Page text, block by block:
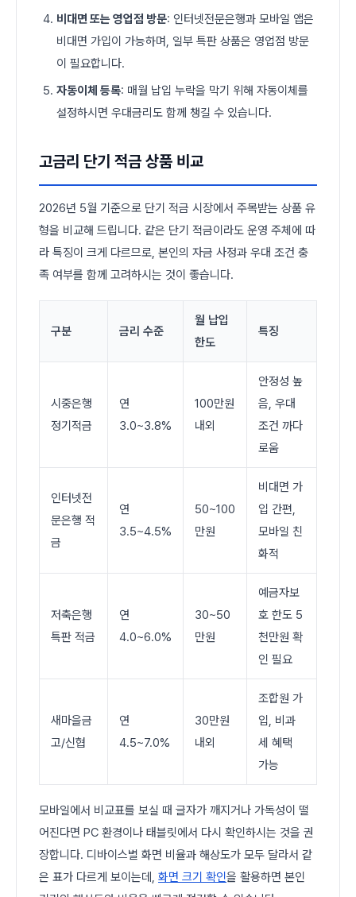
비대면 또는 영업점 방문: 인터넷전문은행과 모바일 앱은
비대면 가입이 가능하며, 일부 특판 상품은 영업점 방문
이 필요합니다.
자동이체 등록: 매월 납입 누락을 막기 위해 자동이체를
설정하시면 우대금리도 함께 챙길 수 있습니다.
고금리 단기 적금 상품 비교
2026년 5월 기준으로 단기 적금 시장에서 주목받는 상품 유
형을 비교해 드립니다. 같은 단기 적금이라도 운영 주체에 따
라 특징이 크게 다르므로, 본인의 자금 사정과 우대 조건 충
족 여부를 함께 고려하시는 것이 좋습니다.
구분 금리 수준
월 납입
한도
특징
시중은행
정기적금
연
3.0~3.8%
100만원
내외
안정성 높
음, 우대
조건 까다
로움
인터넷전
문은행 적
금
연
3.5~4.5%
50~100
만원
비대면 가
입 간편,
모바일 친
화적
저축은행
특판 적금
연
4.0~6.0%
30~50
만원
예금자보
호 한도 5
천만원 확
인 필요
새마을금
고/신협
연
4.5~7.0%
30만원
내외
조합원 가
입, 비과
세 혜택
가능
모바일에서 비교표를 보실 때 글자가 깨지거나 가독성이 떨
어진다면 PC 환경이나 태블릿에서 다시 확인하시는 것을 권
장합니다. 디바이스별 화면 비율과 해상도가 모두 달라서 같
은 표가 다르게 보이는데, 화면 크기 확인을 활용하면 본인